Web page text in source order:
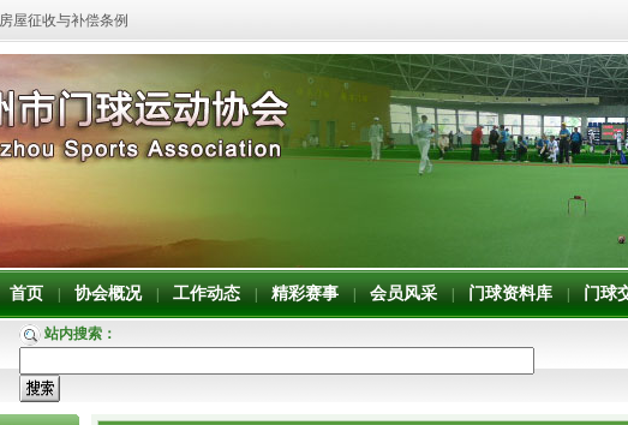
屋征收与补偿条例
首页 协会概况| 工作动态 精彩赛事 会员风采 门球资料库 门球
站内搜索：